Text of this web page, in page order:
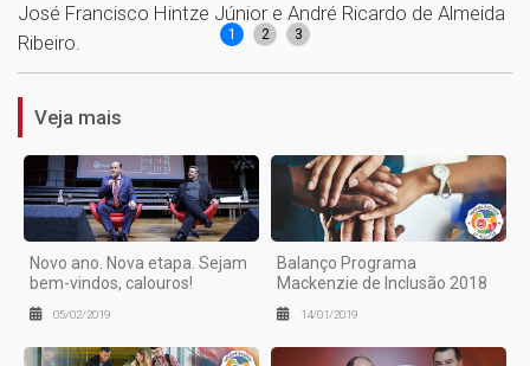
José Francisco Hintze Júnior e André Ricardo de Almeida
Ribeiro.
1 2 3
Veja mais
Novo ano. Nova etapa. Sejam
bem-vindos, calouros!
05/02/2019
Balanço Programa
Mackenzie de Inclusão 2018
14/01/2019